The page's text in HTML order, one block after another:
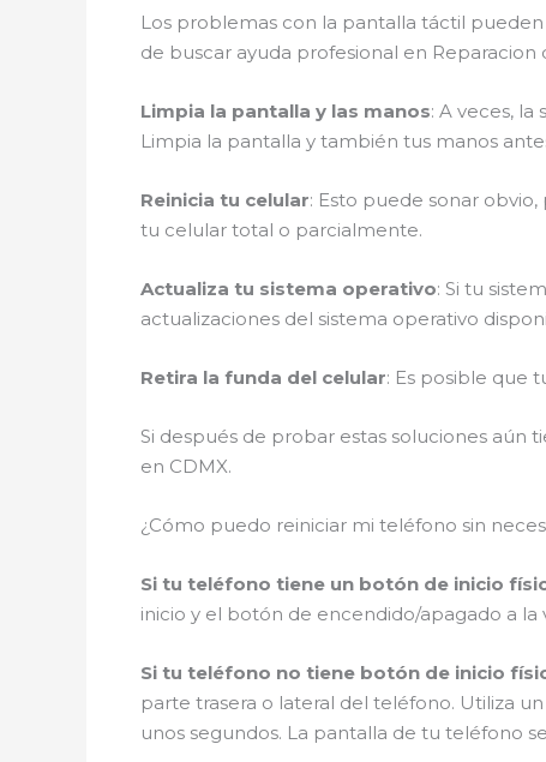
Los problemas con la pantalla táctil
de buscar ayuda profesional en Reparacion
Limpia la pantalla y las manos: A veces,
Limpia la pantalla y también tus manos
Reinicia tu celular: Esto puede sonar
tu celular total o parcialmente.
Actualiza tu sistema operativo: Si tu
actualizaciones del sistema operativo
Retira la funda del celular: Es posible que
Si después de probar estas soluciones aún
en CDMX.
¿Cómo puedo reiniciar mi teléfono sin
Si tu teléfono tiene un botón de inicio
inicio y el botón de encendido/apagado a
Si tu teléfono no tiene botón de inicio
parte trasera o lateral del teléfono. Utiliza
unos segundos. La pantalla de tu teléfono